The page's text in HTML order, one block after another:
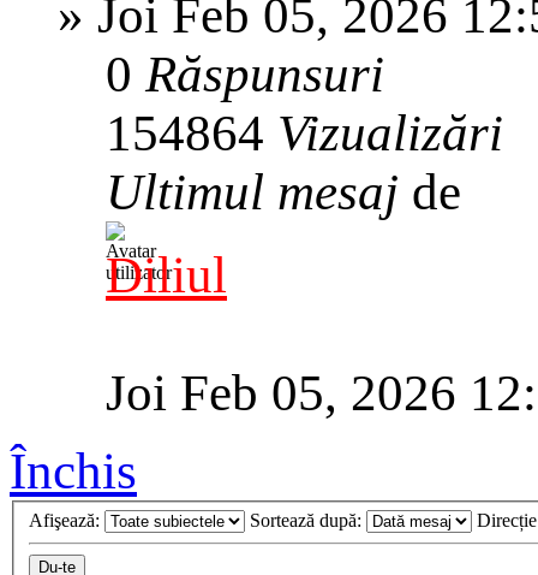
» Joi Feb 05, 2026
0Răspunsuri
154864 Vizualizări
Ultimul mesaj de
Diliul
Joi Feb 05, 2026
Închis
Afişează: Sortează după: